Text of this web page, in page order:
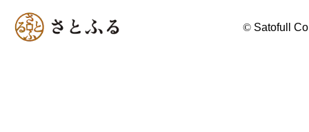
© Satofull